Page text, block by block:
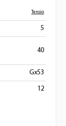
Tensio
5
40
Gx53
12